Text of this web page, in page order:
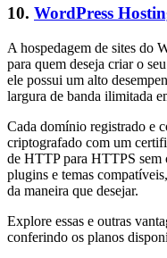
10. WordPress
A hospedagem de sites do
para quem deseja criar o
ele possui um alto
largura de banda ilimitada
Cada domínio registrado e
criptografado com um
de HTTP para HTTPS sem
plugins e temas
da maneira que desejar.
Explore essas e outras
conferindo os planos